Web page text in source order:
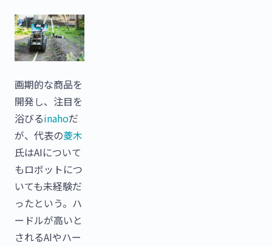
画期的な商品を
開発し、注目を
浴びるinahoだ
が、代表の菱木
氏はAIについて
もロボットにつ
いても未経験だ
ったという。ハ
ードルが高いと
されるAIやハー